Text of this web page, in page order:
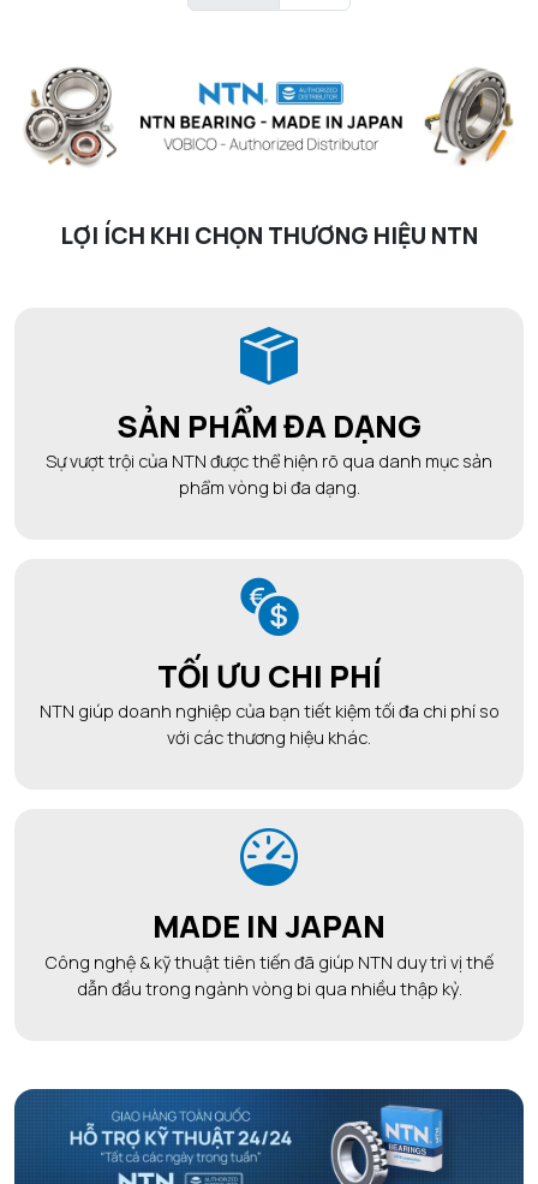
LỢI ÍCH KHI CHỌN THƯƠNG HIỆU NTN
SẢN PHẨM ĐA DẠNG
Sự vượt trội của NTN được thể hiện rõ qua danh mục sản
phẩm vòng bi đa dạng.
TỐI ƯU CHI PHÍ
NTN giúp doanh nghiệp của bạn tiết kiệm tối đa chi phí so
với các thương hiệu khác.
MADE IN JAPAN
Công nghệ & kỹ thuật tiên tiến đã giúp NTN duy trì vị thế
dẫn đầu trong ngành vòng bi qua nhiều thập kỷ.